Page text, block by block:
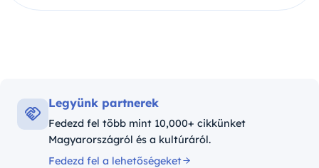
Legyünk partnerek
Fedezd fel több mint 10,000+ cikkünket
Magyarországról és a kultúráról.
Fedezd fel a lehetőségeket